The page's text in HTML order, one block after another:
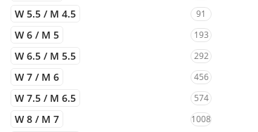
W 5.5 / M 4.5 91
W 6 / M 5 193
W 6.5 / M 5.5 292
W 7 / M 6 456
W 7.5 / M 6.5 574
W 8 / M 7 1008